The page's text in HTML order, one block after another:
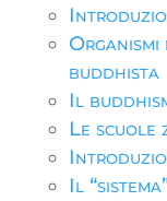
buddhista
Il
Le scuole
Il